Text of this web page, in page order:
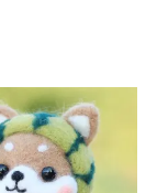
T-
Rex
Menge